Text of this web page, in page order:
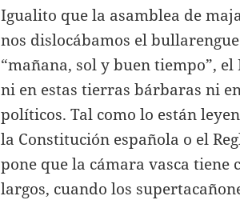
Igualito que la asamblea de
nos dislocábamos el
“mañana, sol y buen tiempo”,
ni en estas tierras bárbaras ni
políticos. Tal como lo están
la Constitución española o el
pone que la cámara vasca tiene
largos, cuando los